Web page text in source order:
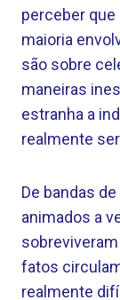
perceber que
maioria
são sobre
maneiras
estranha a
realmente
De bandas
animados a
fatos
realmente